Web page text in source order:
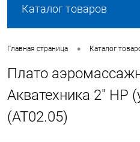
Каталог товаров
Главная страница • Каталог
Плато
Акватехника 2" НР
(AT02.05)